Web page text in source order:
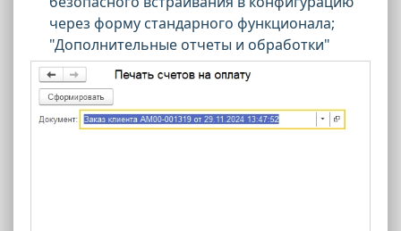
через форму стандарного функционала;
"Дополнительные отчеты и обработки"